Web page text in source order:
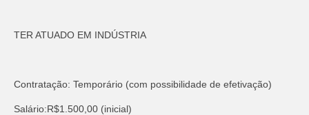
TER ATUADO EM INDÚSTRIA
Contratação: Temporário (com possibilidade de efetivação)
Salário:R$1.500,00 (inicial)